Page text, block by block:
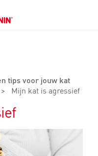
tips voor jouw kat
> Mijn kat is agressief